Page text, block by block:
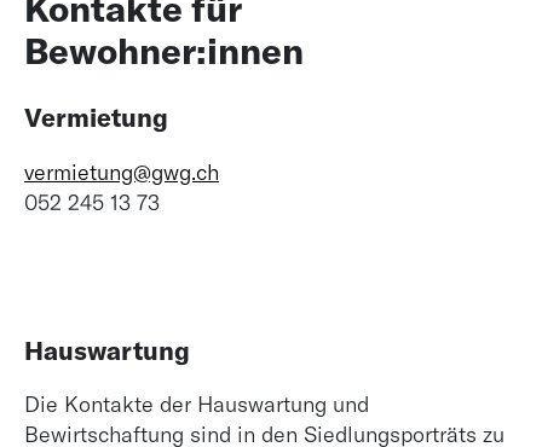
Bewohner:innen
Vermietung
vermietung@gwg.ch
052 245 13 73
Hauswartung
Die Kontakte der Hauswartung und
Bewirtschaftung sind in den Siedlungsporträts zu